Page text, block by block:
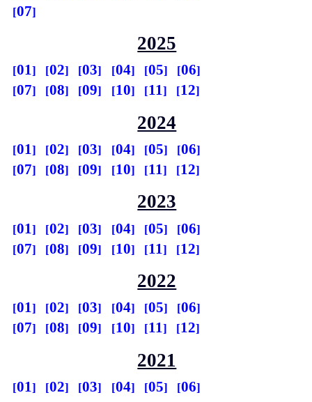
07
2025
01 02 03 04 05
06
07
08 09 10 11 12
2024
01 02 03 04 05
06
07
08 09 10 11 12
2023
01 02 03 04 05
06
07
08 09 10 11 12
2022
01 02 03 04 05
06
07
08 09 10 11 12
2021
01 02 03 04 05
06